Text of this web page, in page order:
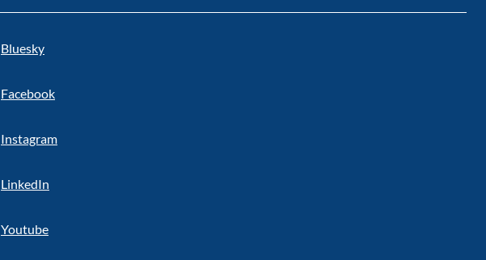
Bluesky
Facebook
Instagram
LinkedIn
Youtube